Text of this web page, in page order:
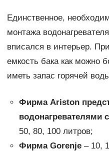
Единственное,
монтажа
вписался в интерьер.
емкость бака как можно
иметь запас горячей
Фирма Ariston
50, 80, 100 литров;
Фирма Gorenje– 10,